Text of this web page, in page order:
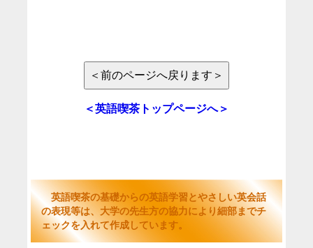
＜英語喫茶トップページへ＞
英語喫茶の基礎からの英語学習とやさしい英会話
の表現等は、大学の先生方の協力により細部までチ
ェックを入れて作成しています。